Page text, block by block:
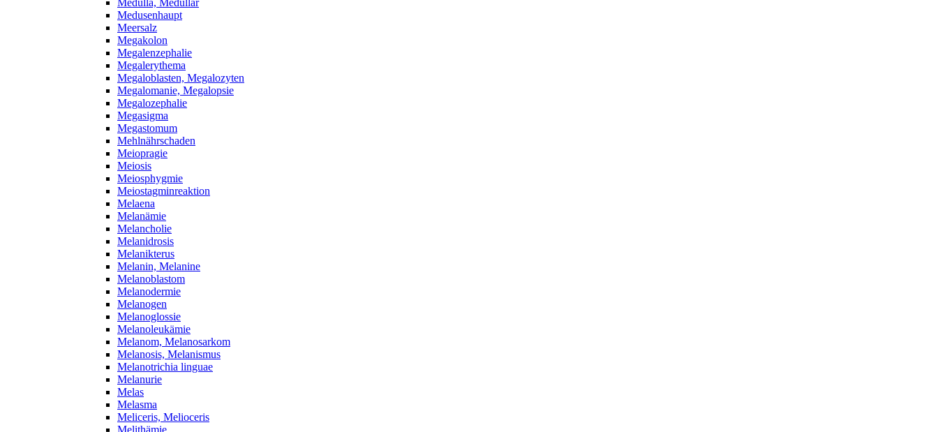
Medulla, Medullar
Medusenhaupt
Meersalz
Megakolon
Megalenzephalie
Megalerythema
Megaloblasten, Megalozyten
Megalomanie, Megalopsie
Megalozephalie
Megasigma
Megastomum
Mehlnährschaden
Meiopragie
Meiosis
Meiosphygmie
Meiostagminreaktion
Melaena
Melanämie
Melancholie
Melanidrosis
Melanikterus
Melanin, Melanine
Melanoblastom
Melanodermie
Melanogen
Melanoglossie
Melanoleukämie
Melanom, Melanosarkom
Melanosis, Melanismus
Melanotrichia linguae
Melanurie
Melas
Melasma
Meliceris, Melioceris
Melithämie